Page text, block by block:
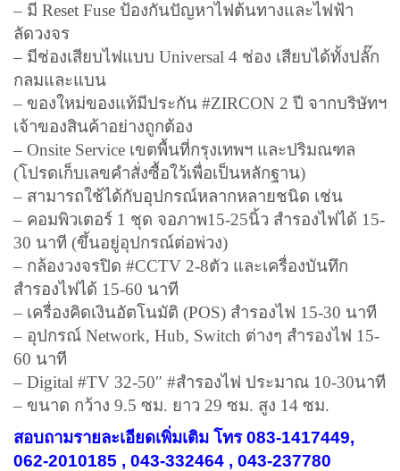
– มี Reset Fuse ป้องกันปัญหาไฟต้นทางและไฟฟ้า
ลัดวงจร
– มีช่องเสียบไฟแบบ Universal 4 ช่อง เสียบได้ทั้งปลั๊ก
กลมและแบน
– ของใหม่ของแท้มีประกัน #ZIRCON 2 ปี จากบริษัทฯ
เจ้าของสินค้าอย่างถูกต้อง
– Onsite Service เขตพื้นที่กรุงเทพฯ และปริมณฑล
(โปรดเก็บเลขคำสั่งซื้อใว้เพื่อเป็นหลักฐาน)
– สามารถใช้ได้กับอุปกรณ์หลากหลายชนิด เช่น
– คอมพิวเตอร์ 1 ชุด จอภาพ15-25นิ้ว สำรองไฟได้ 15-
30 นาที (ขึ้นอยู่อุปกรณ์ต่อพ่วง)
– กล้องวงจรปิด #CCTV 2-8ตัว และเครื่องบันทึก
สำรองไฟได้ 15-60 นาที
– เครื่องคิดเงินอัตโนมัติ (POS) สำรองไฟ 15-30 นาที
– อุปกรณ์ Network, Hub, Switch ต่างๆ สำรองไฟ 15-
60 นาที
– Digital #TV 32-50″ #สำรองไฟ ประมาณ 10-30นาที
– ขนาด กว้าง 9.5 ซม. ยาว 29 ซม. สูง 14 ซม.
สอบถามรายละเอียดเพิ่มเติม โทร 083-1417449,
062-2010185 , 043-332464 , 043-237780